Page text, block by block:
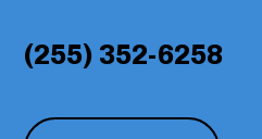
(255) 352-6258